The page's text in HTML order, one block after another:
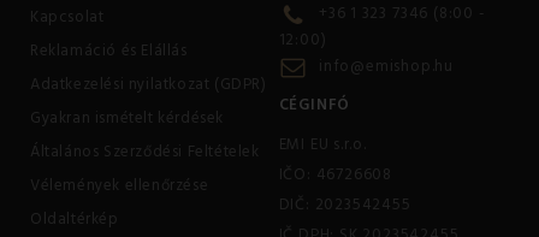
Kapcsolat
Reklamáció és Elállás
Adatkezelési nyilatkozat (GDPR)
Gyakran ismételt kérdések
Általános Szerződési Feltételek
Vélemények ellenőrzése
Oldaltérkép
+36 1 323 7346 (8:00 -
12:00)
info@emishop.hu
CÉGINFÓ
EMI EU s.r.o.
IČO: 46726608
DIČ: 2023542455